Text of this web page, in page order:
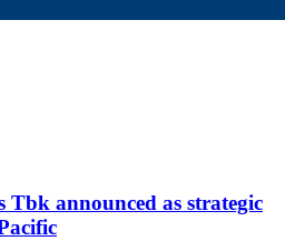
Tbk announced as strategic